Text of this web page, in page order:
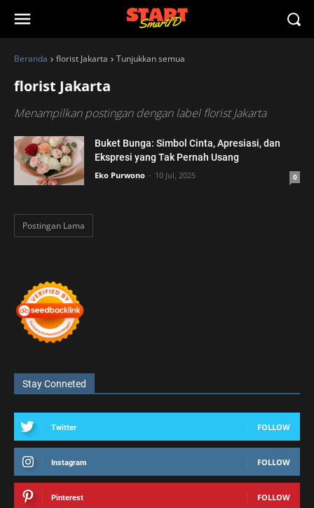
Beranda florist Jakarta Tunjukkan semua
florist Jakarta
Menampilkan postingan dengan label florist Jakarta
Buket Bunga: Simbol Cinta, Apresiasi, dan
Ekspresi yang Tak Pernah Usang
Eko Purwono 10 Jul, 2025 0
Postingan Lama
Stay Conneted
Twitter FOLLOW
Instagram FOLLOW
Pinterest FOLLOW